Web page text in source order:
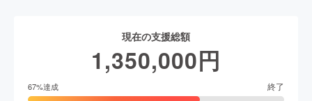
現在の支援総額
1,350,000円
67%達成 終了